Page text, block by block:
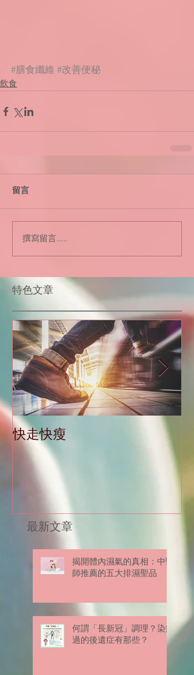
#膳食纖維 #改善便秘
飲食
留言
撰寫留言......
​特色文章
快走快瘦
最新文章
揭開體內濕氣的真相：中醫
師推薦的五大排濕聖品
何謂「長新冠」調理？染疫
過的後遺症有那些？